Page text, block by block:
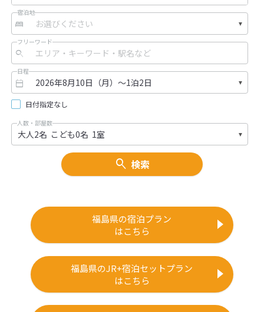
宿泊地
フリーワード
日程
日付指定なし
人数・部屋数
検索
福島県の宿泊プラン
はこちら
福島県のJR+宿泊セットプラン
はこちら